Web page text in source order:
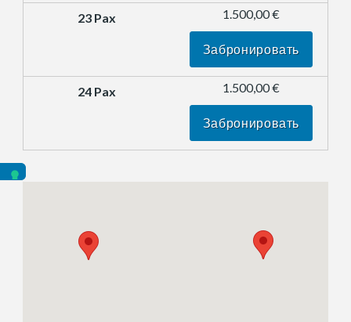
1.500,00 €
Забронировать
1.500,00 €
Забронировать